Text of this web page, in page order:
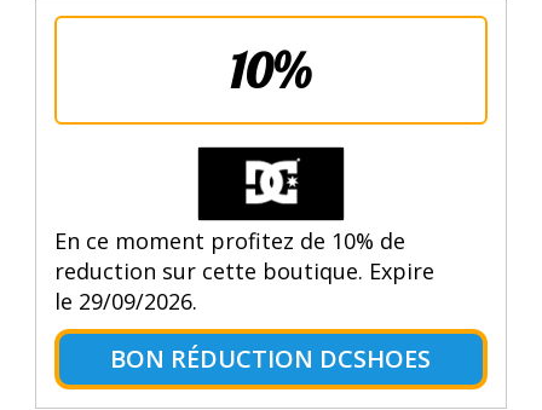
10%
En ce moment profitez de 10% de
reduction sur cette boutique. Expire
le 29/09/2026.
BON RÉDUCTION DCSHOES